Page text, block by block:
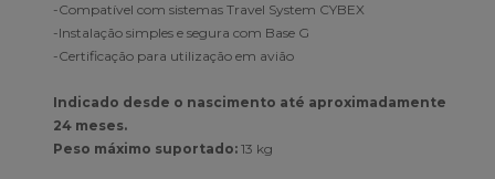
-Compatível com sistemas Travel System CYBEX
-Instalação simples e segura com Base G
-Certificação para utilização em avião
Indicado desde o nascimento até aproximadamente
24 meses.
Peso máximo suportado: 13 kg